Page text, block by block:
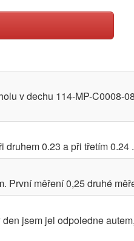
v dechu 114-MP-C0008-
0.23 a při třetím 0.24
První měření 0,25 druhé
jsem jel odpoledne